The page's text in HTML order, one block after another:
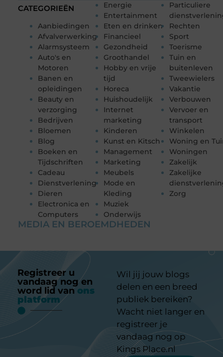
CATEGORIEËN
Aanbiedingen
Afvalverwerking
Alarmsysteem
Auto's en
Motoren
Banen en
opleidingen
Beauty en
verzorging
Bedrijven
Bloemen
Blog
Boeken en
Tijdschriften
Cadeau
Dienstverlening
Dieren
Electronica en
Computers
Energie
Entertainment
Eten en drinken
Financieel
Gezondheid
Groothandel
Hobby en vrije
tijd
Horeca
Huishoudelijk
Internet
marketing
Kinderen
Kunst en Kitsch
Management
Marketing
Meubels
Mode en
Kleding
Muziek
Onderwijs
Particuliere
Rechten
Sport
Toerisme
Tuin en
buitenleven
Tweewielers
Vakantie
Verbouwen
Vervoer en
transport
Winkelen
Woning en
Woningen
Zakelijk
Zakelijke
Zorg
MEDIA EN BEROEMDHEDEN
Registreer u
vandaag nog en
word lid vanons
platform
Wil jij jouw blogs
delen en een breed
publiek bereiken?
Wacht niet langer en
registreer je
vandaag nog op
Kings Place.nl